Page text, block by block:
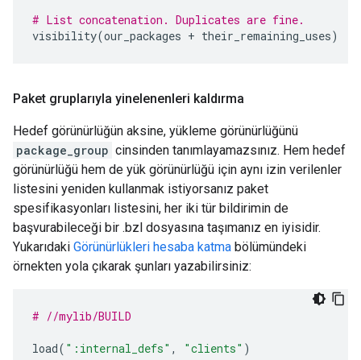
# List concatenation. Duplicates are fine.
visibility(our_packages + their_remaining_uses)
Paket gruplarıyla yinelenenleri kaldırma
Hedef görünürlüğün aksine, yükleme görünürlüğünü
package_group cinsinden tanımlayamazsınız. Hem hedef
görünürlüğü hem de yük görünürlüğü için aynı izin verilenler
listesini yeniden kullanmak istiyorsanız paket
spesifikasyonları listesini, her iki tür bildirimin de
başvurabileceği bir .bzl dosyasına taşımanız en iyisidir.
Yukarıdaki Görünürlükleri hesaba katma bölümündeki
örnekten yola çıkarak şunları yazabilirsiniz:
# //mylib/BUILD
load( ":internal_defs" , "clients" )